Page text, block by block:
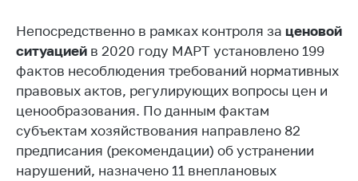
общественного
питания, бытового
обслуживания
Обучение по
вопросам
антимонопольного
регулирования и
конкурентной
политики
Непосредственно в рамках контроля за ценовой
ситуацией в 2020 году МАРТ установлено 199
фактов несоблюдения требований нормативных
правовых актов, регулирующих вопросы цен и
ценообразования. По данным фактам
субъектам хозяйствования направлено 82
предписания (рекомендации) об устранении
нарушений, назначено 11 внеплановых